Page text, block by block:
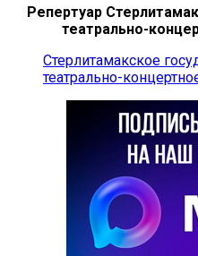
Репертуар
театрально-
Стерлитамакское
театрально-